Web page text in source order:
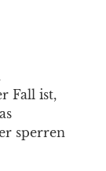
Fall ist,
sperren